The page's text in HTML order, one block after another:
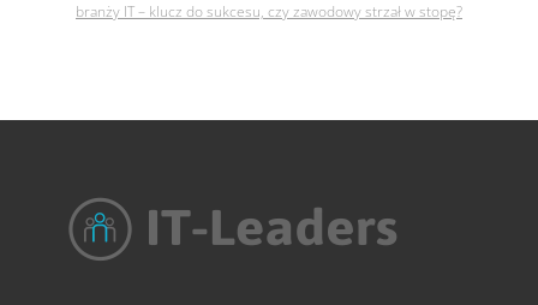
branży IT – klucz do sukcesu, czy zawodowy strzał w stopę?